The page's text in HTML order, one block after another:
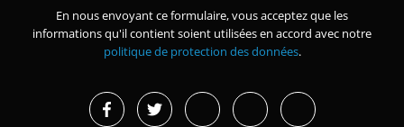
En nous envoyant ce formulaire, vous acceptez que les
informations qu'il contient soient utilisées en accord avec notre
politique de protection des données.